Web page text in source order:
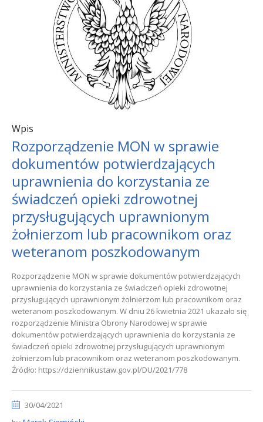
Wpis
Rozporządzenie MON w sprawie
dokumentów potwierdzających
uprawnienia do korzystania ze
świadczeń opieki zdrowotnej
przysługujących uprawnionym
żołnierzom lub pracownikom oraz
weteranom poszkodowanym
Rozporządzenie MON w sprawie dokumentów potwierdzających
uprawnienia do korzystania ze świadczeń opieki zdrowotnej
przysługujących uprawnionym żołnierzom lub pracownikom oraz
weteranom poszkodowanym. W dniu 26 kwietnia 2021 ukazało się
rozporządzenie Ministra Obrony Narodowej w sprawie
dokumentów potwierdzających uprawnienia do korzystania ze
świadczeń opieki zdrowotnej przysługujących uprawnionym
żołnierzom lub pracownikom oraz weteranom poszkodowanym.
Źródło: https://dziennikustaw.gov.pl/DU/2021/778
30/04/2021